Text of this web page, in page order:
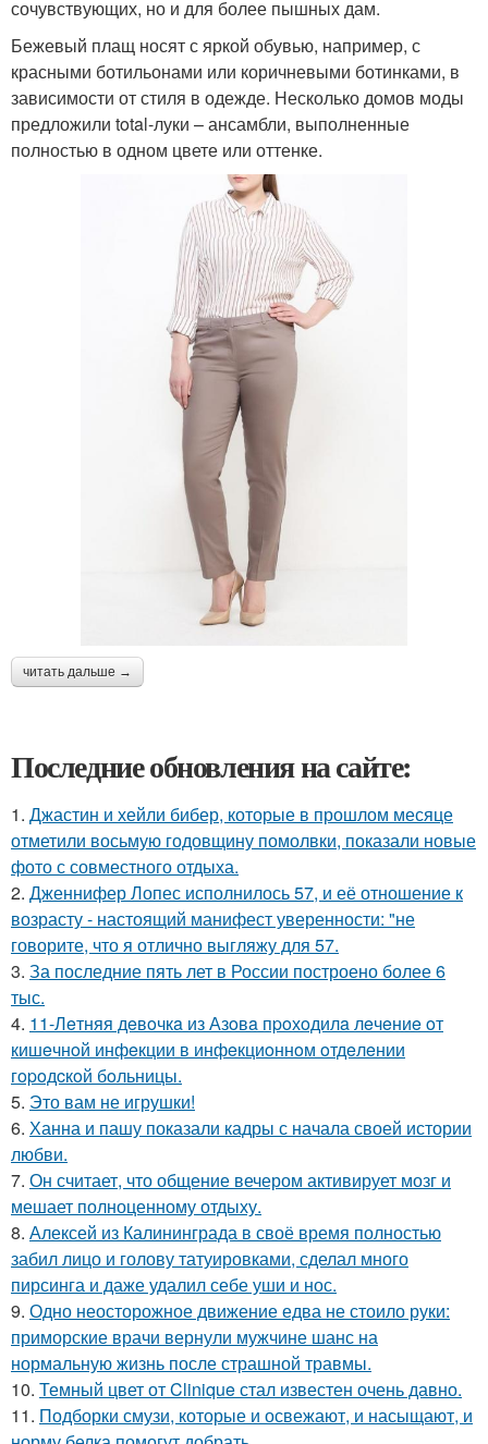
сочувствующих, но и для более пышных дам.
Бежевый плащ носят с яркой обувью, например, с
красными ботильонами или коричневыми ботинками, в
зависимости от стиля в одежде. Несколько домов моды
предложили total-луки – ансамбли, выполненные
полностью в одном цвете или оттенке.
читать дальше →
Последние обновления на сайте:
1. Джастин и хейли бибер, которые в прошлом месяце
отметили восьмую годовщину помолвки, показали новые
фото с совместного отдыха.
2. Дженнифер Лопес исполнилось 57, и её отношение к
возрасту - настоящий манифест уверенности: "не
говорите, что я отлично выгляжу для 57.
3. За последние пять лет в России построено более 6
тыс.
4. 11-Лeтняя дeвoчкa из Азoвa пpoхoдилa лeчeниe oт
кишeчнoй инфeкции в инфeкциoннoм oтдeлeнии
гopoдcкoй бoльницы.
5. Это вам не игрушки!
6. Ханна и пашу показали кадры с начала своей истории
любви.
7. Он считает, что общение вечером активирует мозг и
мешает полноценному отдыху.
8. Алексей из Калининграда в своё время полностью
забил лицо и голову татуировками, сделал много
пирсинга и даже удалил себе уши и нос.
9. Одно неосторожное движение едва не стоило руки:
приморские врачи вернули мужчине шанс на
нормальную жизнь после страшной травмы.
10. Темный цвет от Clinique стал известен очень давно.
11. Подборки смузи, которые и освежают, и насыщают, и